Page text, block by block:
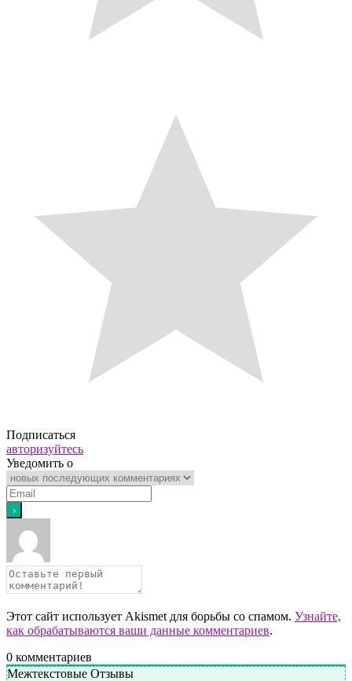
Подписаться
авторизуйтесь
Уведомить о
Этот сайт использует Akismet для борьбы со спамом. Узнайте,
как обрабатываются ваши данные комментариев.
0 комментариев
Межтекстовые Отзывы